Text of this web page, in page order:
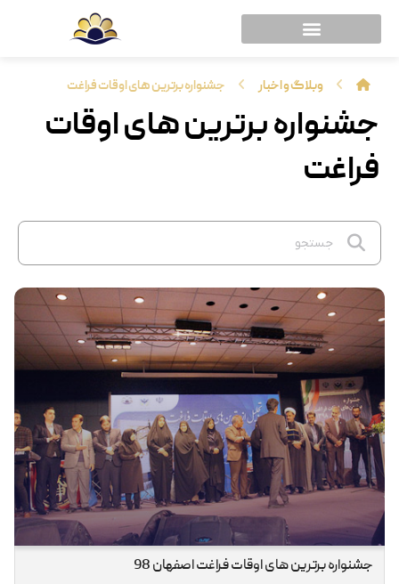
وبلاگ و اخبار جشنواره برترین های اوقات فراغت
جشنواره برترین های اوقات
فراغت
جشنواره برترین های اوقات فراغت اصفهان 98